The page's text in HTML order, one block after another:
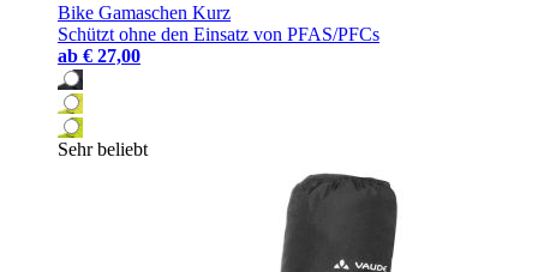
Bike Gamaschen Kurz
Schützt ohne den Einsatz von PFAS/PFCs
ab € 27,00
Sehr beliebt